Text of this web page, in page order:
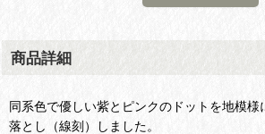
商品詳細
同系色で優しい紫とピンクのドットを地模様
落とし（線刻）しました。